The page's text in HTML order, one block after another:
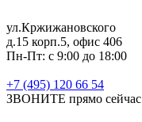
ул.Кржижановского
д.15 корп.5, офис 406
Пн-Пт: с 9:00 до 18:00
+7 (495) 120 66 54
ЗВОНИТЕ прямо сейчас